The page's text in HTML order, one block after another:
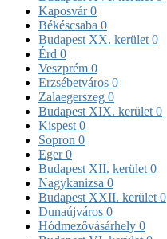
Kaposvár0
Békéscsaba 0
Budapest XX. kerület 0
Érd 0
Veszprém 0
Erzsébetváros 0
Zalaegerszeg 0
Budapest XIX. kerület 0
Kispest 0
Sopron 0
Eger0
Budapest XII. kerület 0
Nagykanizsa 0
Budapest XXII. kerület 0
Dunaújváros 0
Hódmezővásárhely 0